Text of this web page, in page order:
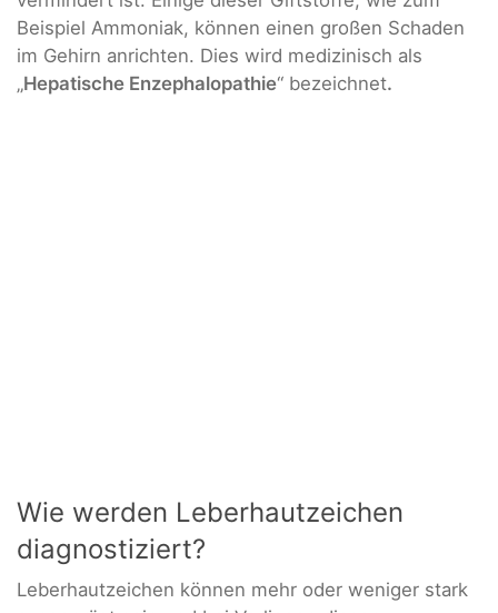
Beispiel Ammoniak, können einen großen Schaden
im Gehirn anrichten. Dies wird medizinisch als
„Hepatische Enzephalopathie“ bezeichnet.
Wie werden Leberhautzeichen
diagnostiziert?
Leberhautzeichen können mehr oder weniger stark